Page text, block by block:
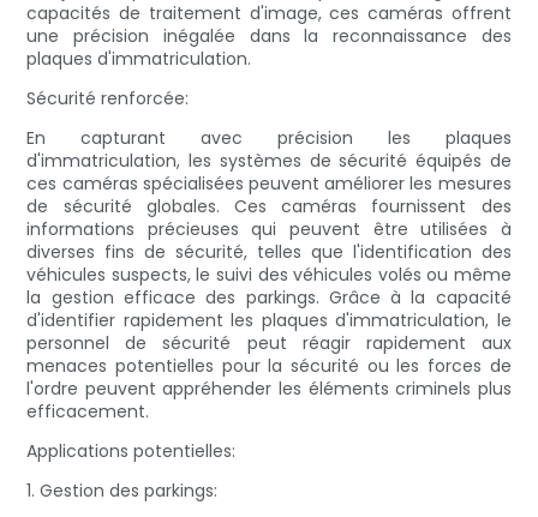
capacités de traitement d'image, ces caméras offrent
une précision inégalée dans la reconnaissance des
plaques d'immatriculation.
Sécurité renforcée:
En capturant avec précision les plaques
d'immatriculation, les systèmes de sécurité équipés de
ces caméras spécialisées peuvent améliorer les mesures
de sécurité globales. Ces caméras fournissent des
informations précieuses qui peuvent être utilisées à
diverses fins de sécurité, telles que l'identification des
véhicules suspects, le suivi des véhicules volés ou même
la gestion efficace des parkings. Grâce à la capacité
d'identifier rapidement les plaques d'immatriculation, le
personnel de sécurité peut réagir rapidement aux
menaces potentielles pour la sécurité ou les forces de
l'ordre peuvent appréhender les éléments criminels plus
efficacement.
Applications potentielles:
1. Gestion des parkings: